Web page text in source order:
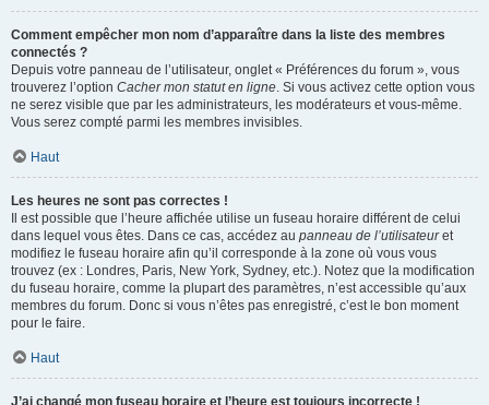
Comment empêcher mon nom d’apparaître dans la liste des membres
connectés ?
Depuis votre panneau de l’utilisateur, onglet « Préférences du forum », vous
trouverez l’option Cacher mon statut en ligne. Si vous activez cette option vous
ne serez visible que par les administrateurs, les modérateurs et vous-même.
Vous serez compté parmi les membres invisibles.
Haut
Les heures ne sont pas correctes !
Il est possible que l’heure affichée utilise un fuseau horaire différent de celui
dans lequel vous êtes. Dans ce cas, accédez au panneau de l’utilisateuret
modifiez le fuseau horaire afin qu’il corresponde à la zone où vous vous
trouvez (ex : Londres, Paris, New York, Sydney, etc.). Notez que la modification
du fuseau horaire, comme la plupart des paramètres, n’est accessible qu’aux
membres du forum. Donc si vous n’êtes pas enregistré, c’est le bon moment
pour le faire.
Haut
J’ai changé mon fuseau horaire et l’heure est toujours incorrecte !